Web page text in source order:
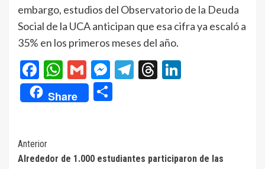
embargo, estudios del Observatorio de la Deuda
Social de la UCA anticipan que esa cifra ya escaló a
35% en los primeros meses del año.
Facebook
WhatsApp
GmailMessenger
Telegram
Threads
Share
Navegación
Anterior
Alrededor de 1.000 estudiantes participaron de las